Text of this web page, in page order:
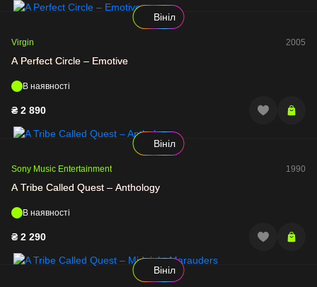
Вініл
Virgin 2005
A Perfect Circle – Emotive
В наявності
₴ 2 890
Вініл
Sony Music Entertainment 1990
A Tribe Called Quest – Anthology
В наявності
₴ 2 290
Вініл